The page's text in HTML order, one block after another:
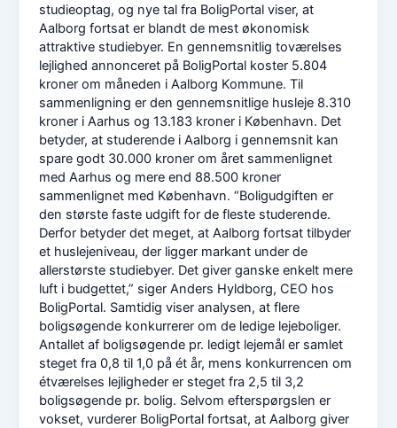
studieoptag, og nye tal fra BoligPortal viser, at
Aalborg fortsat er blandt de mest økonomisk
attraktive studiebyer. En gennemsnitlig toværelses
lejlighed annonceret på BoligPortal koster 5.804
kroner om måneden i Aalborg Kommune. Til
sammenligning er den gennemsnitlige husleje 8.310
kroner i Aarhus og 13.183 kroner i København. Det
betyder, at studerende i Aalborg i gennemsnit kan
spare godt 30.000 kroner om året sammenlignet
med Aarhus og mere end 88.500 kroner
sammenlignet med København. “Boligudgiften er
den største faste udgift for de fleste studerende.
Derfor betyder det meget, at Aalborg fortsat tilbyder
et huslejeniveau, der ligger markant under de
allerstørste studiebyer. Det giver ganske enkelt mere
luft i budgettet,” siger Anders Hyldborg, CEO hos
BoligPortal. Samtidig viser analysen, at flere
boligsøgende konkurrerer om de ledige lejeboliger.
Antallet af boligsøgende pr. ledigt lejemål er samlet
steget fra 0,8 til 1,0 på ét år, mens konkurrencen om
étværelses lejligheder er steget fra 2,5 til 3,2
boligsøgende pr. bolig. Selvom efterspørgslen er
vokset, vurderer BoligPortal fortsat, at Aalborg giver